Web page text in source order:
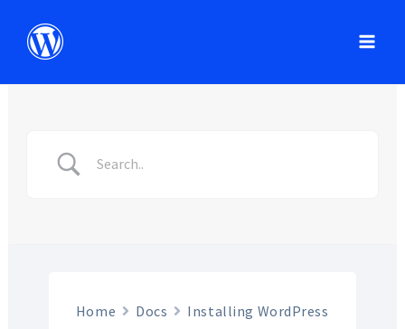
Home Docs Installing WordPress